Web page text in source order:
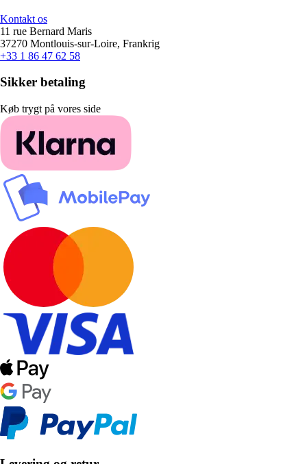
Kontakt os
11 rue Bernard Maris
37270 Montlouis-sur-Loire, Frankrig
+33 1 86 47 62 58
Sikker betaling
Køb trygt på vores side